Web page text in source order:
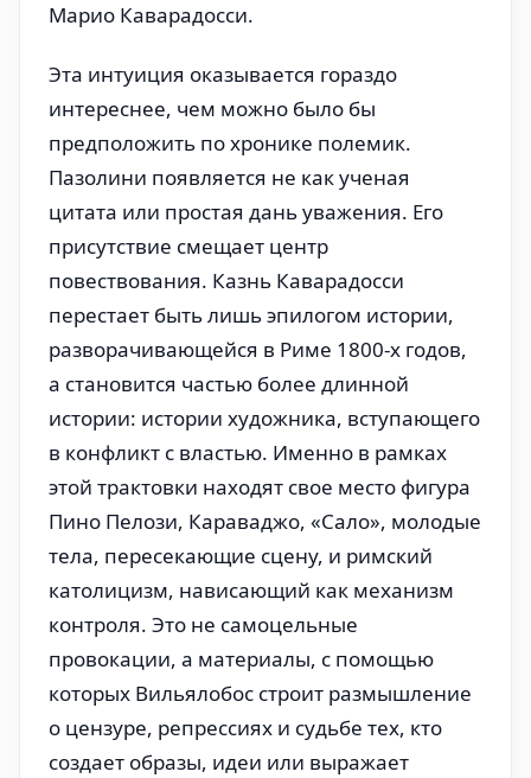
Марио Каварадосси.
Эта интуиция оказывается гораздо
интереснее, чем можно было бы
предположить по хронике полемик.
Пазолини появляется не как ученая
цитата или простая дань уважения. Его
присутствие смещает центр
повествования. Казнь Каварадосси
перестает быть лишь эпилогом истории,
разворачивающейся в Риме 1800-х годов,
а становится частью более длинной
истории: истории художника, вступающего
в конфликт с властью. Именно в рамках
этой трактовки находят свое место фигура
Пино Пелози, Караваджо, «Сало», молодые
тела, пересекающие сцену, и римский
католицизм, нависающий как механизм
контроля. Это не самоцельные
провокации, а материалы, с помощью
которых Вильялобос строит размышление
о цензуре, репрессиях и судьбе тех, кто
создает образы, идеи или выражает